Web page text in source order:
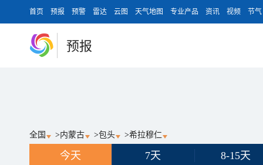
首页 预报 预警 雷达 云图 天气地图 专业产品 资讯 视频 节气
预报
全国 >内蒙古 >包头 >希拉穆仁
今天 7天 8-15天